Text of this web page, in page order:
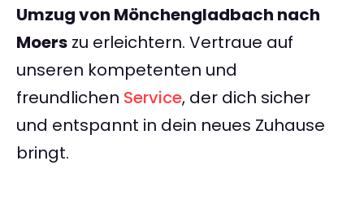
Umzug von Mönchengladbach nach
Moers zu erleichtern. Vertraue auf
unseren kompetenten und
freundlichen Service, der dich sicher
und entspannt in dein neues Zuhause
bringt.